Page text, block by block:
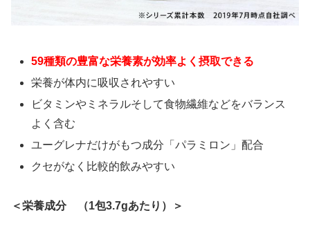
59種類の豊富な栄養素が効率よく摂取できる
栄養が体内に吸収されやすい
ビタミンやミネラルそして食物繊維などをバランス
よく含む
ユーグレナだけがもつ成分「パラミロン」配合
クセがなく比較的飲みやすい
＜栄養成分 （1包3.7gあたり）＞